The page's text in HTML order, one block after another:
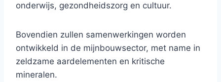
onderwijs, gezondheidszorg en cultuur.
Bovendien zullen samenwerkingen worden
ontwikkeld in de mijnbouwsector, met name in
zeldzame aardelementen en kritische
mineralen.